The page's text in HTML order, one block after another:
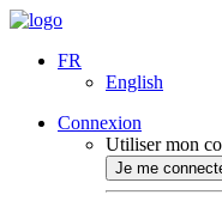
FR
English
Connexion
Utiliser mon
Je me